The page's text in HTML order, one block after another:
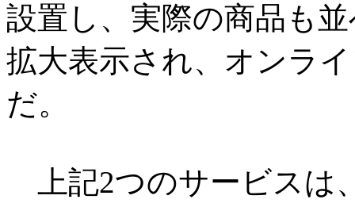
設置し、実際の商品も
拡大表示され、オンラ
だ。
上記2つのサービスは